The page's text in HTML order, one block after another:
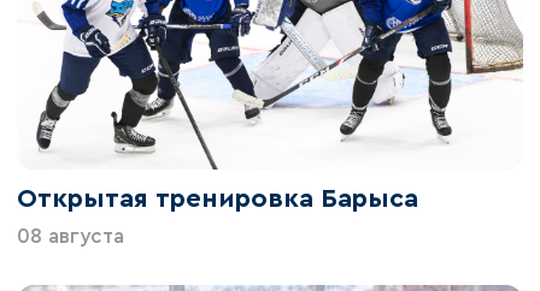
Открытая тренировка Барыса
08 августа